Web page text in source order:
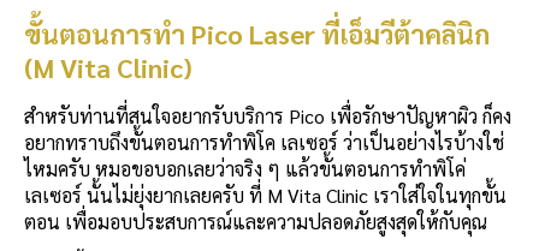
ขั้นตอนการทำ Pico Laser ที่เอ็มวีต้าคลินิก
(M Vita Clinic)
สำหรับท่านที่สนใจอยากรับบริการ Pico เพื่อรักษาปัญหาผิว ก็คง
อยากทราบถึงขั้นตอนการทำพิโค เลเซอร์ ว่าเป็นอย่างไรบ้างใช่
ไหมครับ หมอขอบอกเลยว่าจริง ๆ แล้วขั้นตอนการทำพิโค่
เลเซอร์ นั้นไม่ยุ่งยากเลยครับ ที่ M Vita Clinic เราใส่ใจในทุกขั้น
ตอน เพื่อมอบประสบการณ์และความปลอดภัยสูงสุดให้กับคุณ